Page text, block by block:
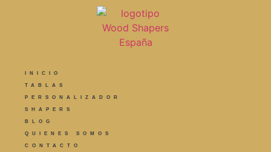
INICIO
TABLAS
PERSONALIZADOR
SHAPERS
BLOG
QUIENES SOMOS
CONTACTO